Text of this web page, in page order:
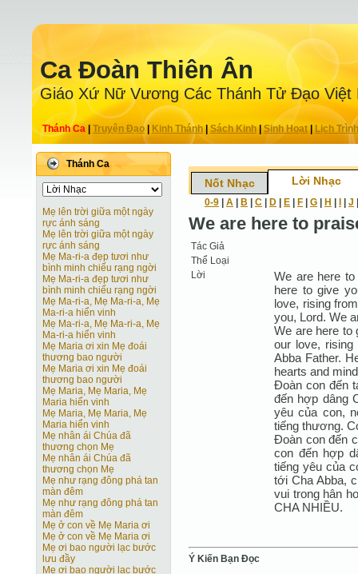
Ca Ðoàn Thiên Ân
Giáo Xứ Nữ Vương Các Thánh Tử Ðạo Việt
Thánh Ca Truyện Ðạo| Kinh Thánh Sách Kinh|Sinh Hoạt| Lịch Trình
Thánh Ca
Mẹ lên trời giữa một ngày
rực ánh sáng
Mẹ lên trời giữa một ngày
rực ánh sáng
Mẹ Ma-ri-a đẹp tươi như
bình minh chiếu rạng ngời
Mẹ Ma-ri-a đẹp tươi như
bình minh chiếu rạng ngời
Mẹ Ma-ri-a, Mẹ Ma-ri-a, Mẹ
Ma-ri-a hiển vinh
Mẹ Ma-ri-a, Mẹ Ma-ri-a, Mẹ
Ma-ri-a hiển vinh
Mẹ Maria ơi xin Mẹ đoái
thương bao người
Mẹ Maria ơi xin Mẹ đoái
thương bao người
Mẹ Maria, Mẹ Maria, Mẹ
Maria hiển vinh
Mẹ Maria, Mẹ Maria, Mẹ
Maria hiển vinh
Mẹ nhân ái Chúa đã
thương chọn Mẹ
Mẹ nhân ái Chúa đã
thương chọn Mẹ
Mẹ như rạng đông phá tan
màn đêm
Mẹ như rạng đông phá tan
màn đêm
Mẹ ở con về Mẹ Maria ơi
Mẹ ở con về Mẹ Maria ơi
Mẹ ơi bao người lạc bước
lưu đầy
Mẹ ơi bao người lạc bước
Nốt Nhạc Lời Nhạc
0-9 A B C D E F G H J
We are here to
Tác Giả
Thể Loại
Lời
We are here
here to give
love, rising
you, Lord. We
We are here to
our love,
Abba Father.
hearts and
Đoàn con đến
đến hợp dâng
yêu của con,
tiếng thương.
Đoàn con đến
con đến hợp
tiếng yêu của
tới Cha Abba,
vui trong hân
CHA NHIỀU.
Ý Kiến Bạn Ðọc